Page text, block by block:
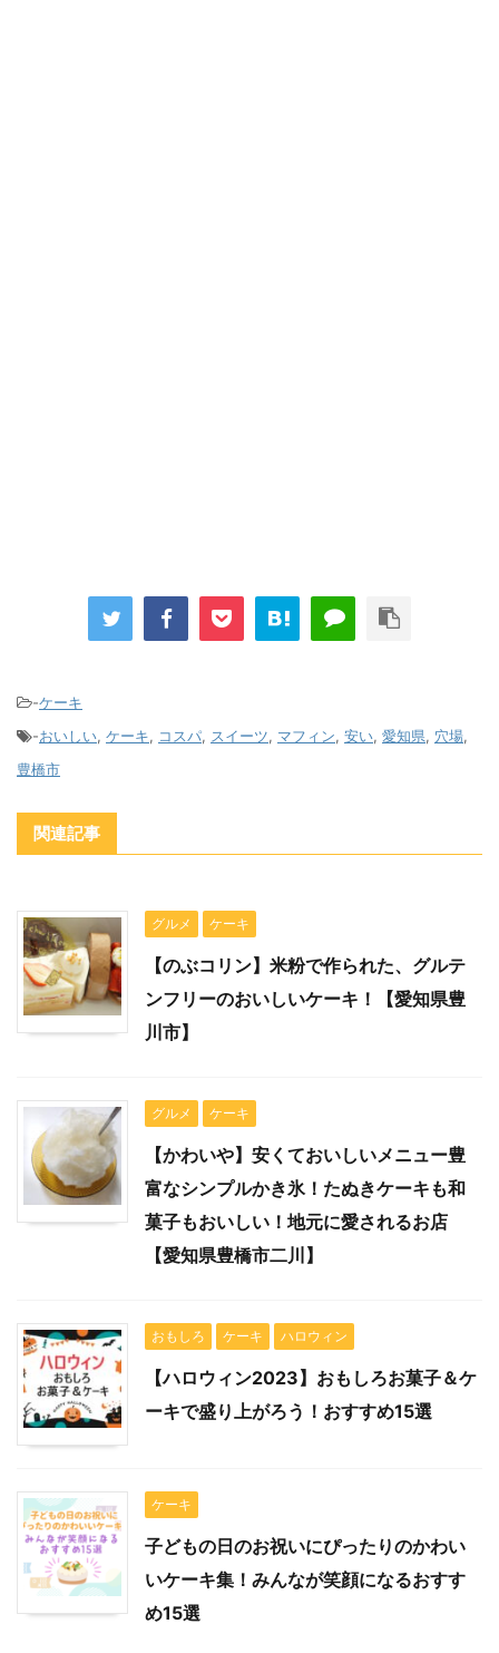
-ケーキ
-おいしい, ケーキ, コスパ, スイーツ, マフィン, 安い, 愛知県, 穴場,
豊橋市
関連記事
グルメ ケーキ
【のぶコリン】米粉で作られた、グルテ
ンフリーのおいしいケーキ！【愛知県豊
川市】
グルメ ケーキ
【かわいや】安くておいしいメニュー豊
富なシンプルかき氷！たぬきケーキも和
菓子もおいしい！地元に愛されるお店
【愛知県豊橋市二川】
おもしろ ケーキ ハロウィン
【ハロウィン2023】おもしろお菓子＆ケ
ーキで盛り上がろう！おすすめ15選
ケーキ
子どもの日のお祝いにぴったりのかわい
いケーキ集！みんなが笑顔になるおすす
め15選